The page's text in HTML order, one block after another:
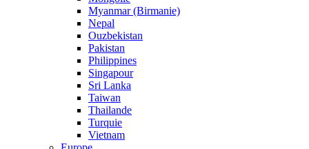
Myanmar (Birmanie)
Nepal
Ouzbekistan
Pakistan
Philippines
Singapour
Sri Lanka
Taiwan
Thailande
Turquie
Vietnam